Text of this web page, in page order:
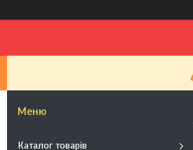
Каталог товарів